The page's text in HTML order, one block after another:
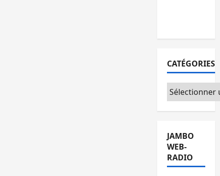
CATÉGORIES
Catégories
JAMBO
WEB-
RADIO